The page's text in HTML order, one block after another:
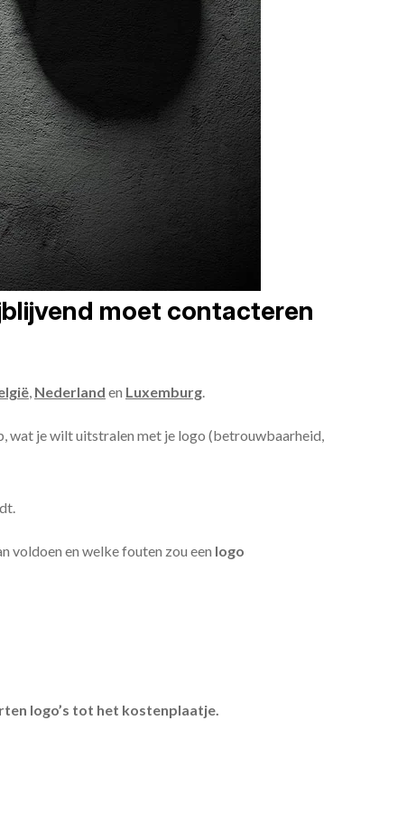
moet contacteren
, Nederland en Luxemburg.
wat je wilt uitstralen met je logo (betrouwbaarheid,
voldoen en welke fouten zou een logo
logo’s tot het kostenplaatje.